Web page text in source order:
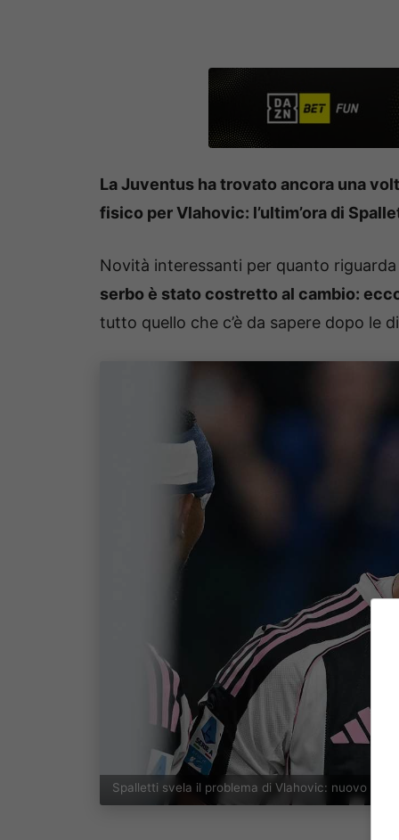
La Juventus ha trovato ancora una
fisico per Vlahovic: l’ultim’ora di
Novità interessanti per quanto
serbo è stato costretto al cambio:
tutto quello che c’è da sapere dopo le
Spalletti svela il problema di Vlahovic: nuovo